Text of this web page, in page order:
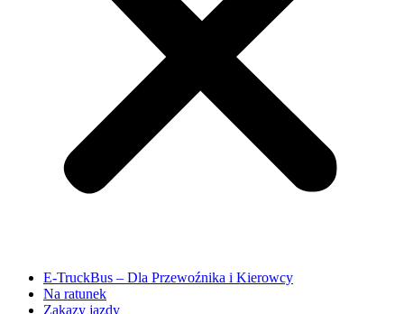
E-TruckBus – Dla Przewoźnika i Kierowcy
Na ratunek
Zakazy jazdy